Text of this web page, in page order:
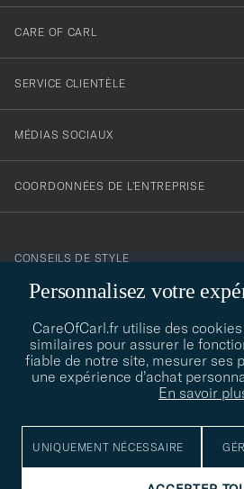
Personnalisez votre
CareOfCarl.fr utilise des
similaires pour assurer le
fiable de notre site, mesurer ses
une expérience d’achat
En savoir
UNIQUEMENT NÉCESSAIRE
CARE OF CARL
SERVICE CLIENTÈLE
MÉDIAS SOCIAUX
COORDONNÉES DE L'ENTREPRISE
CONSEILS DE STYLE
Besoin d'aide pour trouver votre style ?
CONSEILS DE STYLE
© Care of Carl 2026